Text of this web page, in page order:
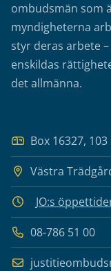
ombudsmän som
myndigheterna
styr deras arbete
enskildas
det allmänna.
Box 16327,
Västra
JO:s
08-786 51 00